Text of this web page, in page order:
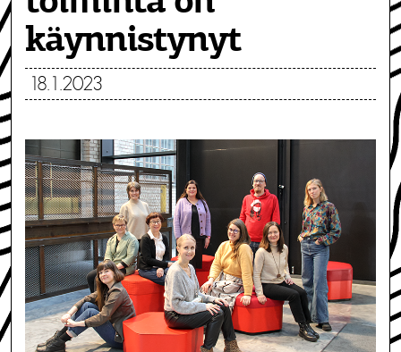
käynnistynyt
18.1.2023